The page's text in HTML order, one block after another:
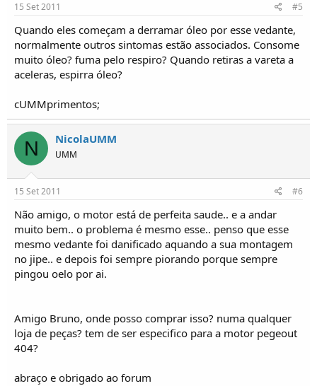
15 Set 2011 #5
Quando eles começam a derramar óleo por esse vedante,
normalmente outros sintomas estão associados. Consome
muito óleo? fuma pelo respiro? Quando retiras a vareta a
aceleras, espirra óleo?
cUMMprimentos;
N NicolaUMM
UMM
15 Set 2011 #6
Não amigo, o motor está de perfeita saude.. e a andar
muito bem.. o problema é mesmo esse.. penso que esse
mesmo vedante foi danificado aquando a sua montagem
no jipe.. e depois foi sempre piorando porque sempre
pingou oelo por ai.
Amigo Bruno, onde posso comprar isso? numa qualquer
loja de peças? tem de ser especifico para a motor pegeout
404?
abraço e obrigado ao forum